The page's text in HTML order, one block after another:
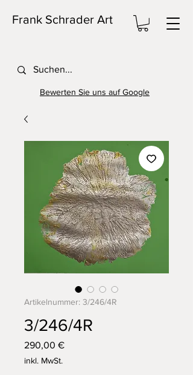
Frank Schrader Art
Bewerten Sie uns auf Google
Artikelnummer: 3/246/4R
3/246/4R
290,00 €Preis
inkl. MwSt.